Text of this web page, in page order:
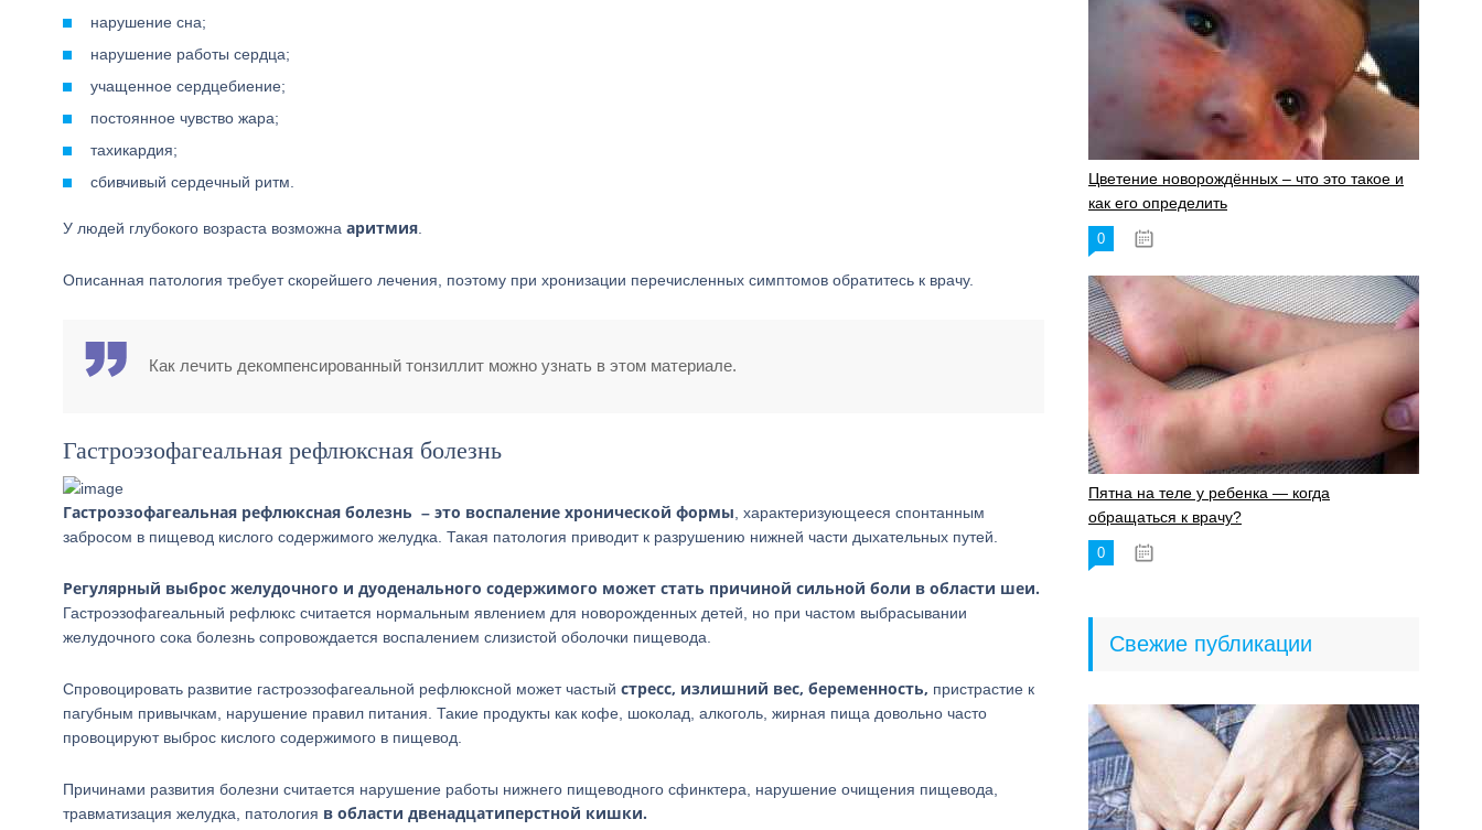
нарушение сна;
нарушение работы сердца;
учащенное сердцебиение;
постоянное чувство жара;
тахикардия;
сбивчивый сердечный ритм.
У людей глубокого возраста возможна аритмия
Описанная патология требует скорейшего лечения, поэтому при хронизации перечисленных симптомов обратитесь к врачу.
Как лечить декомпенсированный тонзиллит можно узнать в этом материале.
Гастроэзофагеальная рефлюксная болезнь
Гастроэзофагеальная рефлюксная болезнь – это воспаление хронической формы , характеризующееся спонтанным
забросом в пищевод кислого содержимого желудка. Такая патология приводит к разрушению нижней части дыхательных путей.
Регулярный выброс желудочного и дуоденального содержимого может стать причиной сильной боли в области шеи.
Гастроэзофагеальный рефлюкс считается нормальным явлением для новорожденных детей, но при частом выбрасывании
желудочного сока болезнь сопровождается воспалением слизистой оболочки пищевода.
Спровоцировать развитие гастроэзофагеальной рефлюксной может частый стресс, излишний вес, беременность, пристрастие к
пагубным привычкам, нарушение правил питания. Такие продукты как кофе, шоколад, алкоголь, жирная пища довольно часто
провоцируют выброс кислого содержимого в пищевод.
Причинами развития болезни считается нарушение работы нижнего пищеводного сфинктера, нарушение очищения пищевода,
травматизация желудка, патология в области двенадцатиперстной кишки.
Цветение новорождённых – что это такое и
как его определить
0
Пятна на теле у ребенка — когда
обращаться к врачу?
0
Свежие публикации